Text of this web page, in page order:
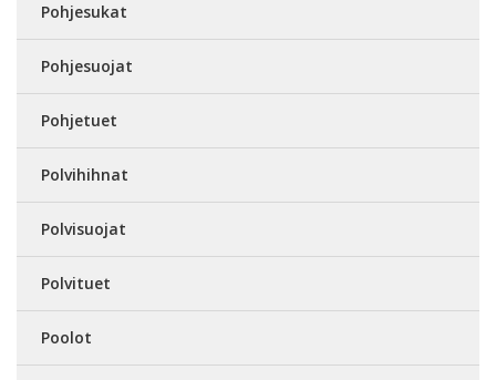
Pohjesukat
Pohjesuojat
Pohjetuet
Polvihihnat
Polvisuojat
Polvituet
Poolot